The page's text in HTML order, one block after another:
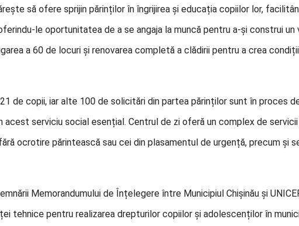
să ofere sprijin părinților în îngrijirea și educația copiilor lor,
le oportunitatea de a se angaja la muncă pentru a-și construi un
a 60 de locuri și renovarea completă a clădirii pentru a crea condiții
de copii, iar alte 100 de solicitări din partea părinților sunt în proces
acest serviciu social esențial. Centrul de zi oferă un complex de servicii
ocrotire părintească sau cei din plasamentul de urgență, precum și
Memorandumului de Înțelegere între Municipiul Chișinău și
tehnice pentru realizarea drepturilor copiilor și adolescenților în